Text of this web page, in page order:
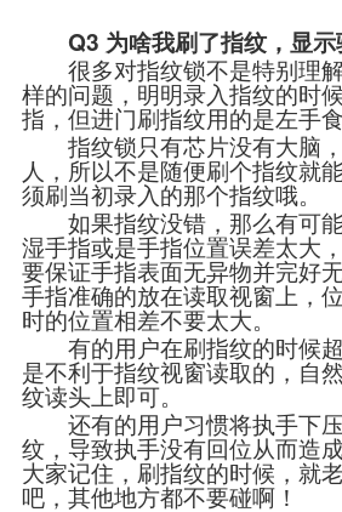
Q3 为啥我刷了指纹，显
很多对指纹锁不是特别理
样的问题，明明录入指纹的时
指，但进门刷指纹用的是左手
指纹锁只有芯片没有大脑
人，所以不是随便刷个指纹就
须刷当初录入的那个指纹哦。
如果指纹没错，那么有可
湿手指或是手指位置误差太大
要保证手指表面无异物并完好
手指准确的放在读取视窗上，
时的位置相差不要太大。
有的用户在刷指纹的时候
是不利于指纹视窗读取的，自
纹读头上即可。
还有的用户习惯将执手下
纹，导致执手没有回位从而造
大家记住，刷指纹的时候，就
吧，其他地方都不要碰啊！